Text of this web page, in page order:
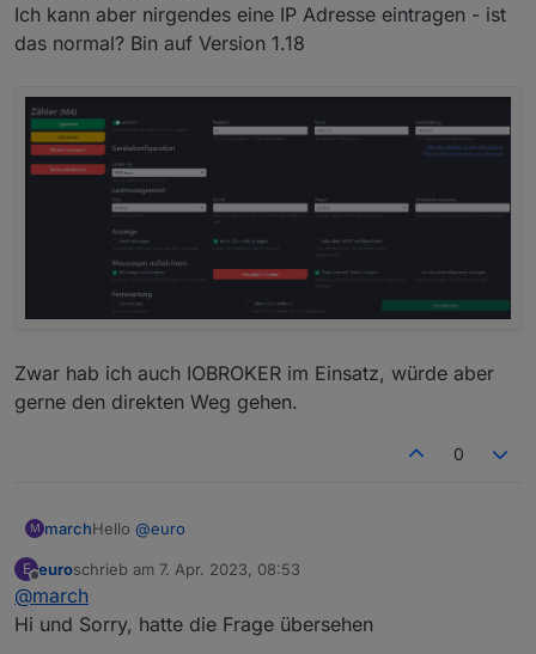
Ich kann aber nirgendes eine IP Adresse eintragen - ist
das normal? Bin auf Version 1.18
Zwar hab ich auch IOBROKER im Einsatz, würde aber
gerne den direkten Weg gehen.
0
M marchHello @euro
Kannst du mir nochmal Hilfestellung geben? Ich hab
ich bekomme aktuelle Last bzw. sehe was aktuell
Eingespeist wird und versuche den nun als HTTP Input
E
Offline
euroschrieb am 7. Apr. 2023, 08:53
zuletzt editiert von
@march
Hi und Sorry, hatte die Frage übersehen